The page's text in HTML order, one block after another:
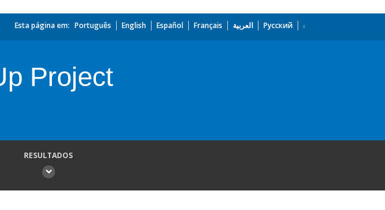
Esta página em: Português English Español Français العربية Русский
Project
RESULTADOS